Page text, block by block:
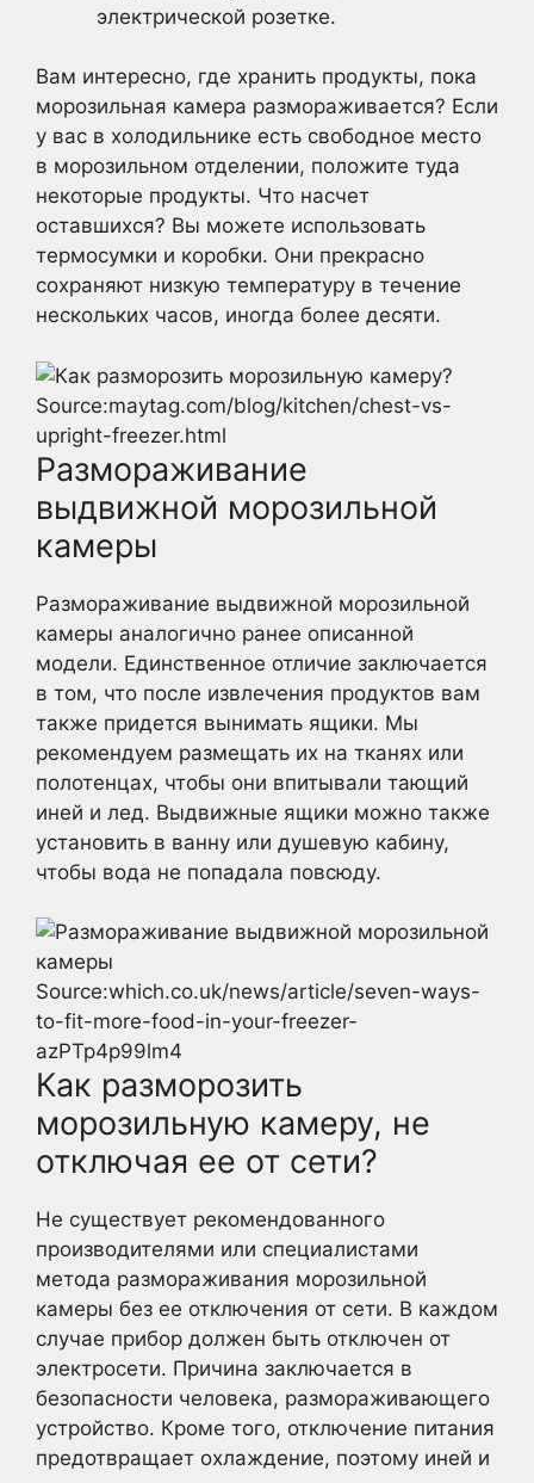
электрической розетке.
Вам интересно, где хранить продукты, пока
морозильная камера размораживается? Если
у вас в холодильнике есть свободное место
в морозильном отделении, положите туда
некоторые продукты. Что насчет
оставшихся? Вы можете использовать
термосумки и коробки. Они прекрасно
сохраняют низкую температуру в течение
нескольких часов, иногда более десяти.
Source:maytag.com/blog/kitchen/chest-vs-
upright-freezer.html
Размораживание
выдвижной морозильной
камеры
Размораживание выдвижной морозильной
камеры аналогично ранее описанной
модели. Единственное отличие заключается
в том, что после извлечения продуктов вам
также придется вынимать ящики. Мы
рекомендуем размещать их на тканях или
полотенцах, чтобы они впитывали тающий
иней и лед. Выдвижные ящики можно также
установить в ванну или душевую кабину,
чтобы вода не попадала повсюду.
Source:which.co.uk/news/article/seven-ways-
to-fit-more-food-in-your-freezer-
azPTp4p99lm4
Как разморозить
морозильную камеру, не
отключая ее от сети?
Не существует рекомендованного
производителями или специалистами
метода размораживания морозильной
камеры без ее отключения от сети. В каждом
случае прибор должен быть отключен от
электросети. Причина заключается в
безопасности человека, размораживающего
устройство. Кроме того, отключение питания
предотвращает охлаждение, поэтому иней и